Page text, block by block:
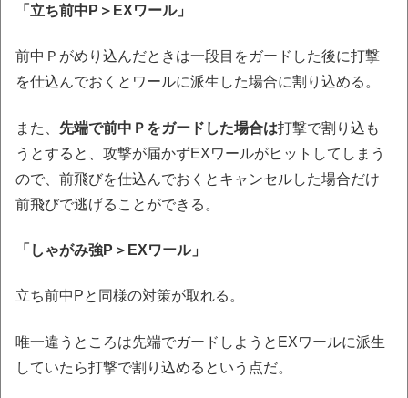
「立ち前中P＞EXワール」
前中Ｐがめり込んだときは一段目をガードした後に打撃
を仕込んでおくとワールに派生した場合に割り込める。
また、 先端で前中Ｐをガードした場合は打撃で割り込も
うとすると、攻撃が届かずEXワールがヒットしてしまう
ので、前飛びを仕込んでおくとキャンセルした場合だけ
前飛びで逃げることができる。
「しゃがみ強P＞EXワール」
立ち前中Pと同様の対策が取れる。
唯一違うところは先端でガードしようとEXワールに派生
していたら打撃で割り込めるという点だ。